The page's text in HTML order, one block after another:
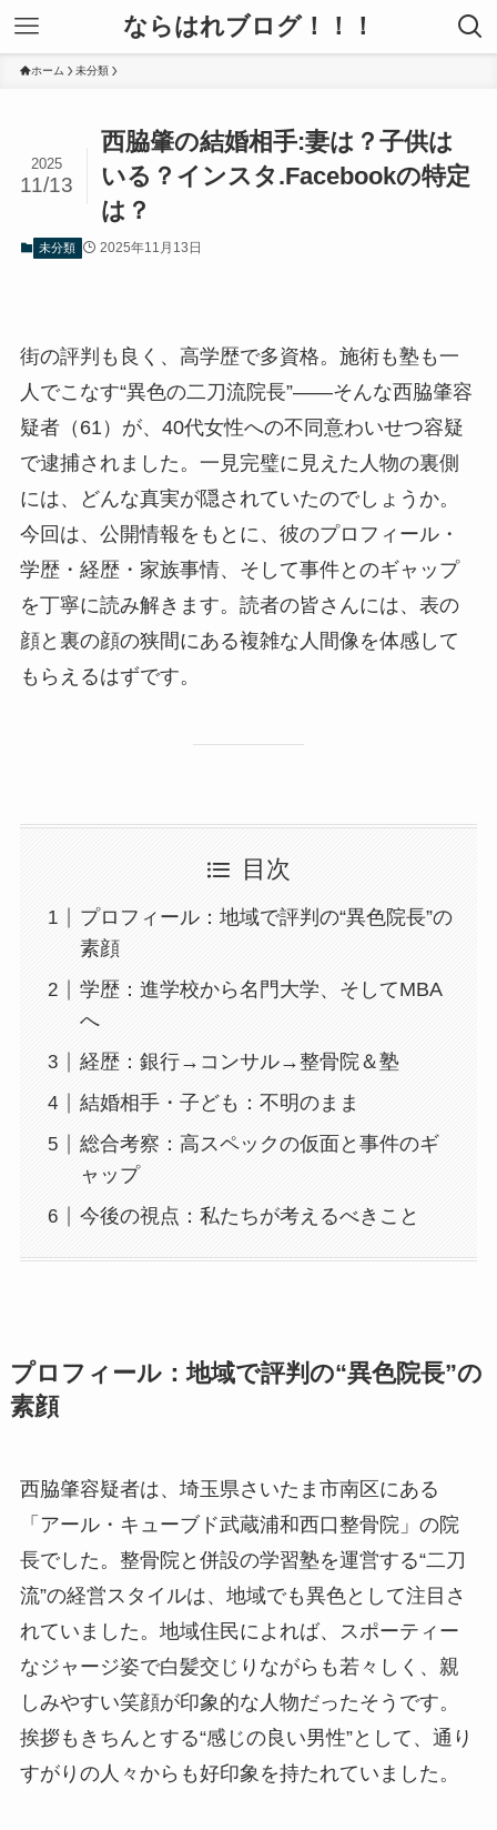
ならはれブログ！！！
ホーム 未分類
西脇肇の結婚相手:妻は？子供は
いる？インスタ.Facebookの特定
は？
2025
11/13
未分類 2025年11月13日
街の評判も良く、高学歴で多資格。施術も塾も一
人でこなす“異色の二刀流院長”――そんな西脇肇容
疑者（61）が、40代女性への不同意わいせつ容疑
で逮捕されました。一見完璧に見えた人物の裏側
には、どんな真実が隠されていたのでしょうか。
今回は、公開情報をもとに、彼のプロフィール・
学歴・経歴・家族事情、そして事件とのギャップ
を丁寧に読み解きます。読者の皆さんには、表の
顔と裏の顔の狭間にある複雑な人間像を体感して
もらえるはずです。
目次
プロフィール：地域で評判の“異色院長”の
素顔
学歴：進学校から名門大学、そしてMBA
へ
経歴：銀行→コンサル→整骨院＆塾
結婚相手・子ども：不明のまま
総合考察：高スペックの仮面と事件のギ
ャップ
今後の視点：私たちが考えるべきこと
プロフィール：地域で評判の“異色院長”の
素顔
西脇肇容疑者は、埼玉県さいたま市南区にある
「アール・キューブド武蔵浦和西口整骨院」の院
長でした。整骨院と併設の学習塾を運営する“二刀
流”の経営スタイルは、地域でも異色として注目さ
れていました。地域住民によれば、スポーティー
なジャージ姿で白髪交じりながらも若々しく、親
しみやすい笑顔が印象的な人物だったそうです。
挨拶もきちんとする“感じの良い男性”として、通り
すがりの人々からも好印象を持たれていました。